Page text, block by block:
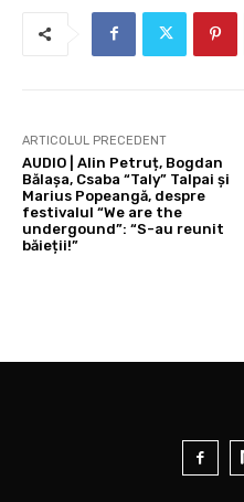
ARTICOLUL PRECEDENT
AUDIO | Alin Petruț, Bogdan
Bălașa, Csaba “Taly” Talpai și
Marius Popeangă, despre
festivalul “We are the
undergound”: “S-au reunit
băieții!”